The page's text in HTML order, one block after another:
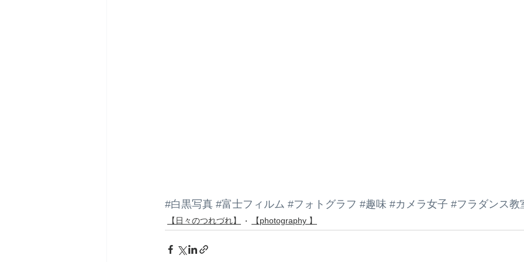
#白黒写真 #富士フィルム #フォトグラフ #趣味 #カメラ女子 #フラダンス教
【日々のつれづれ】 【photography 】